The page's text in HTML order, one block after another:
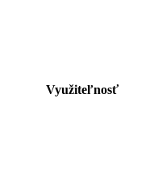
Využiteľnosť